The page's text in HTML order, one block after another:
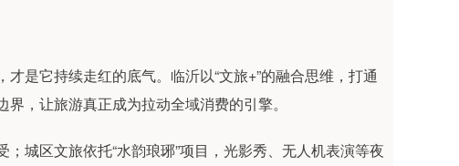
是它持续走红的底气。临沂以“文旅+”的融合思维，打通
，让旅游真正成为拉动全域消费的引擎。
城区文旅依托“水韵琅琊”项目，光影秀、无人机表演等夜